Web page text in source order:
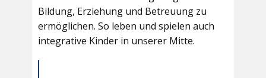
Bildung, Erziehung und Betreuung zu
ermöglichen. So leben und spielen auch
integrative Kinder in unserer Mitte.